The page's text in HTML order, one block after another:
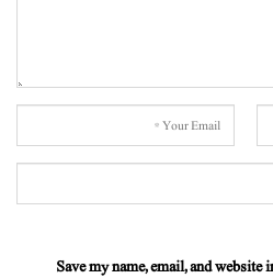
Save my name, email, and